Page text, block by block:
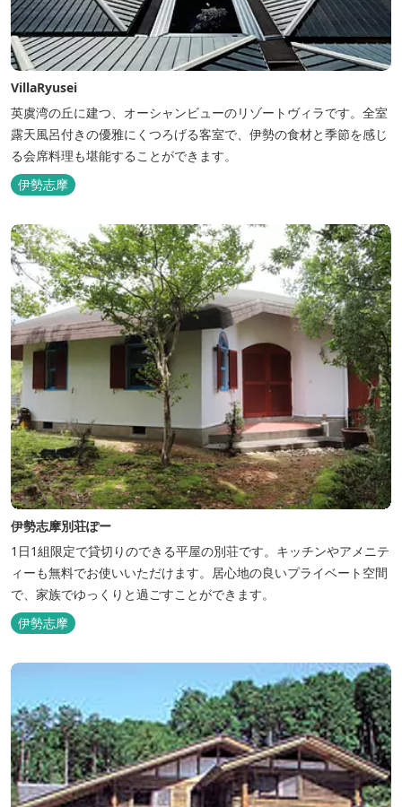
VillaRyusei
英虞湾の丘に建つ、オーシャンビューのリゾートヴィラです。全室
露天風呂付きの優雅にくつろげる客室で、伊勢の食材と季節を感じ
る会席料理も堪能することができます。
伊勢志摩
伊勢志摩別荘ぽー
1日1組限定で貸切りのできる平屋の別荘です。キッチンやアメニテ
ィーも無料でお使いいただけます。居心地の良いプライベート空間
で、家族でゆっくりと過ごすことができます。
伊勢志摩